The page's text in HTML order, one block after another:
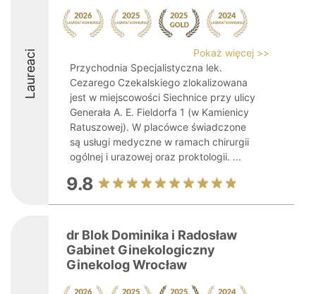
Laureaci
Pokaż więcej >>
Przychodnia Specjalistyczna lek.
Cezarego Czekalskiego zlokalizowana
jest w miejscowości Siechnice przy ulicy
Generała A. E. Fieldorfa 1 (w Kamienicy
Ratuszowej). W placówce świadczone
są usługi medyczne w ramach chirurgii
ogólnej i urazowej oraz proktologii. ...
9.8
dr Blok Dominika i Radosław
Gabinet Ginekologiczny
Ginekolog Wrocław